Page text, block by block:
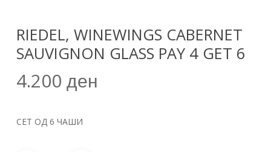
RIEDEL, WINEWINGS CABERNET
SAUVIGNON GLASS PAY 4 GET 6
4.200 ден
СЕТ ОД 6 ЧАШИ